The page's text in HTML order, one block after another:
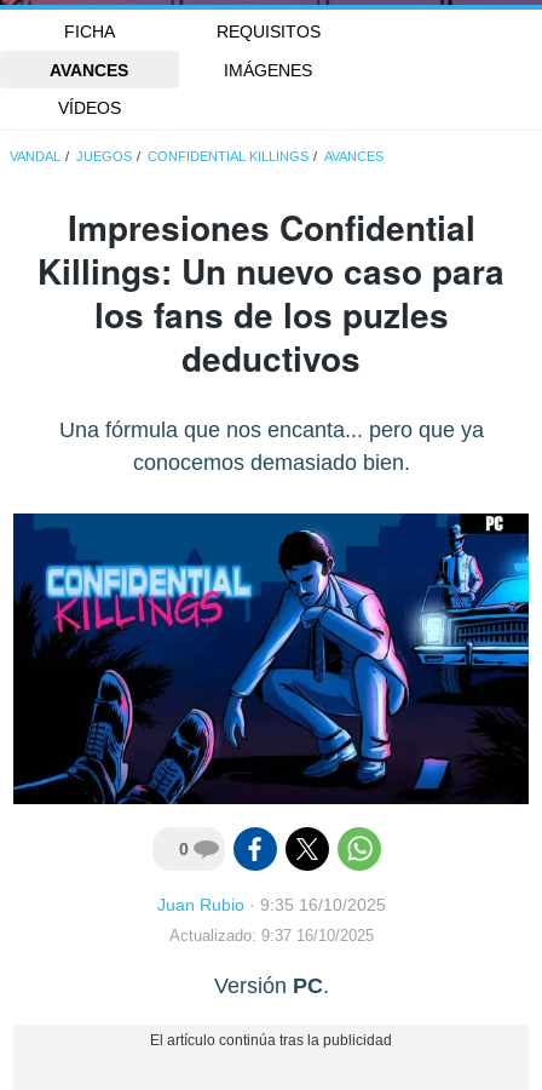
FICHA
REQUISITOS
AVANCES
IMÁGENES
VÍDEOS
VANDAL JUEGOS CONFIDENTIAL KILLINGS AVANCES
Impresiones Confidential
Killings: Un nuevo caso para
los fans de los puzles
deductivos
Una fórmula que nos encanta... pero que ya
conocemos demasiado bien.
0
Juan Rubio· 9:35 16/10/2025
Actualizado: 9:37 16/10/2025
Versión PC.